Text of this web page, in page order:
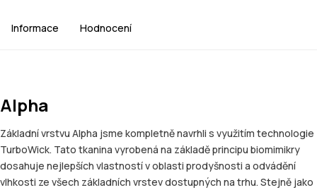
Informace Hodnocení
Alpha
Základní vrstvu Alpha jsme kompletně navrhli s využitím technologie
TurboWick. Tato tkanina vyrobená na základě principu biomimikry
dosahuje nejlepších vlastností v oblasti prodyšnosti a odvádění
vlhkosti ze všech základních vrstev dostupných na trhu. Stejně jako